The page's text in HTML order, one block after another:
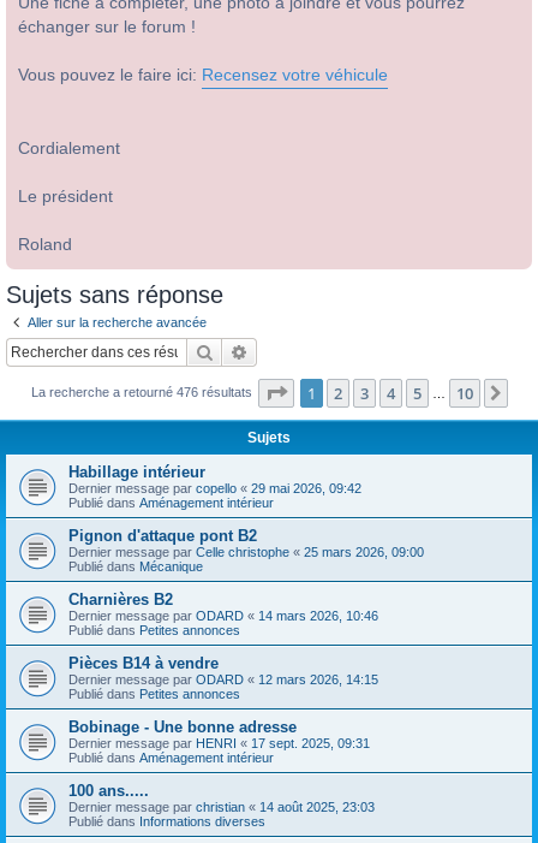
échanger sur le forum !
Vous pouvez le faire ici: Recensez votre véhicule
Cordialement
Le président
Roland
Sujets sans réponse
Aller sur la recherche avancée
Rechercher
La recherche a retourné 476 résultats Page 1sur10
1 2 3 4 5 10
Sujets
Habillage intérieur
Dernier message par copello « 29 mai 2026, 09:42
Publié dans Aménagement intérieur
Pignon d'attaque pont B2
Dernier message par Celle christophe « 25 mars 2026, 09:00
Publié dans Mécanique
Charnières B2
Dernier message par ODARD « 14 mars 2026, 10:46
Publié dans Petites annonces
Pièces B14 à vendre
Dernier message par ODARD « 12 mars 2026, 14:15
Publié dans Petites annonces
Bobinage - Une bonne adresse
Dernier message par HENRI « 17 sept. 2025, 09:31
Publié dans Aménagement intérieur
100 ans.....
Dernier message par christian « 14 août 2025, 23:03
Publié dans Informations diverses